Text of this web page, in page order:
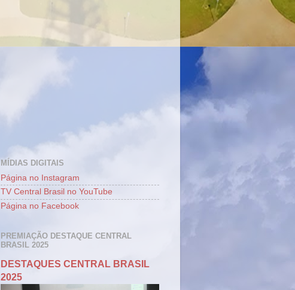
MÍDIAS DIGITAIS
Página no Instagram
TV Central Brasil no YouTube
Página no Facebook
PREMIAÇÃO DESTAQUE CENTRAL
BRASIL 2025
DESTAQUES CENTRAL BRASIL
2025